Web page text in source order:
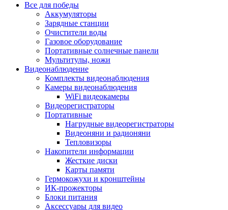
Все для победы
Аккумуляторы
Зарядные станции
Очистители воды
Газовое оборудование
Портативные солнечные панели
Мультитулы, ножи
Видеонаблюдение
Комплекты видеонаблюдения
Камеры видеонаблюдения
WiFi видеокамеры
Видеорегистраторы
Портативные
Нагрудные видеорегистраторы
Видеоняни и радионяни
Тепловизоры
Накопители информации
Жесткие диски
Карты памяти
Гермокожухи и кронштейны
ИК-прожекторы
Блоки питания
Аксессуары для видео